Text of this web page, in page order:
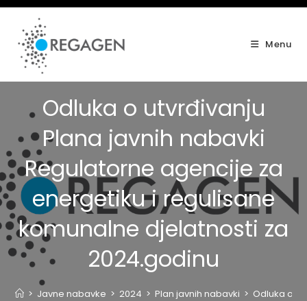
Skip
content
Menu
Odluka o utvrđivanju
Plana javnih nabavki
Regulatorne agencije za
energetiku i regulisane
komunalne djelatnosti za
2024.godinu
> Javne nabavke > 2024 > Plan javnih nabavki > Odluka o